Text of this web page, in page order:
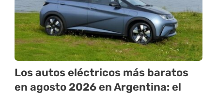
Los autos eléctricos más baratos
en agosto 2026 en Argentina: el